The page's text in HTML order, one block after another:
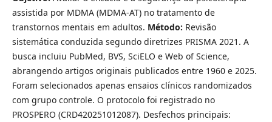
assistida por MDMA (MDMA-AT) no tratamento de
transtornos mentais em adultos. Método: Revisão
sistemática conduzida segundo diretrizes PRISMA 2021. A
busca incluiu PubMed, BVS, SciELO e Web of Science,
abrangendo artigos originais publicados entre 1960 e 2025.
Foram selecionados apenas ensaios clínicos randomizados
com grupo controle. O protocolo foi registrado no
PROSPERO (CRD420251012087). Desfechos principais: